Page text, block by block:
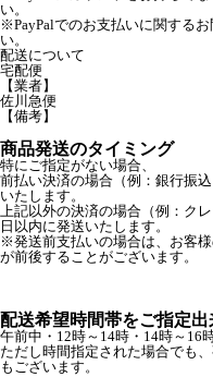
い。
※PayPalでのお支払いに関する
い。
配送について
宅配便
【業者】
佐川急便
【備考】
商品発送のタイミング
特にご指定がない場合、
前払い決済の場合（例：銀行振
いたします。
上記以外の決済の場合（例：ク
日以内に発送いたします。
※発送前支払いの場合は、お客
が前後することがございます。
配送希望時間帯をご指定出
午前中・12時～14時・14時～16
ただし時間指定された場合でも
もございます。